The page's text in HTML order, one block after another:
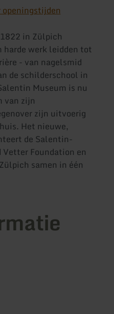
openingstijden
in Zülpich
werk leidden tot
- van nagelsmid
de schilderschool in
Museum is nu
van zijn
zijn uitvoerig
Het nieuwe,
de Salentin-
Foundation en
samen in één